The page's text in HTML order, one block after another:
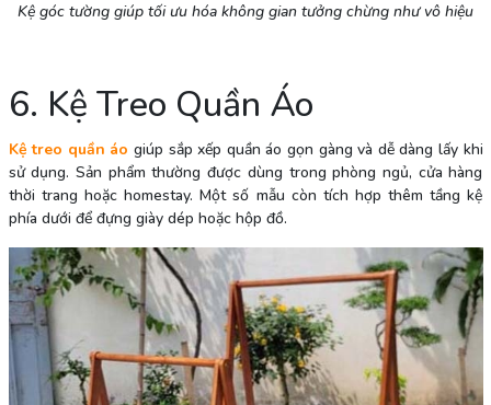
Kệ góc tường giúp tối ưu hóa không gian tưởng chừng như vô hiệu
6. Kệ Treo Quần Áo
Kệ treo quần áo giúp sắp xếp quần áo gọn gàng và dễ dàng lấy khi
sử dụng. Sản phẩm thường được dùng trong phòng ngủ, cửa hàng
thời trang hoặc homestay. Một số mẫu còn tích hợp thêm tầng kệ
phía dưới để đựng giày dép hoặc hộp đồ.